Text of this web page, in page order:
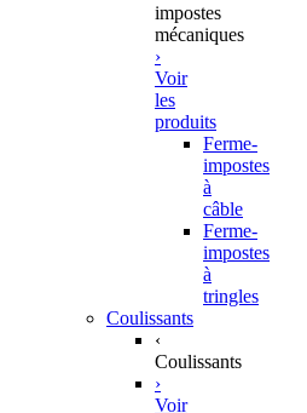
impostes
mécaniques
›
Voir
les
produits
Ferme-
impostes
à
câble
Ferme-
impostes
à
tringles
Coulissants
‹
Coulissants
›
Voir